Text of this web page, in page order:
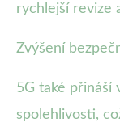
rychlejší revize
Zvýšení
5G také přináší
spolehlivosti,